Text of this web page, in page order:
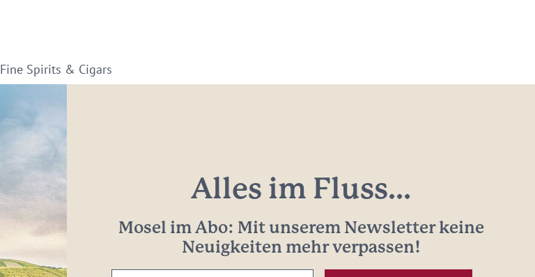
Fine Spirits & Cigars
Alles im Fluss...
Mosel im Abo: Mit unserem Newsletter keine
Neuigkeiten mehr verpassen!